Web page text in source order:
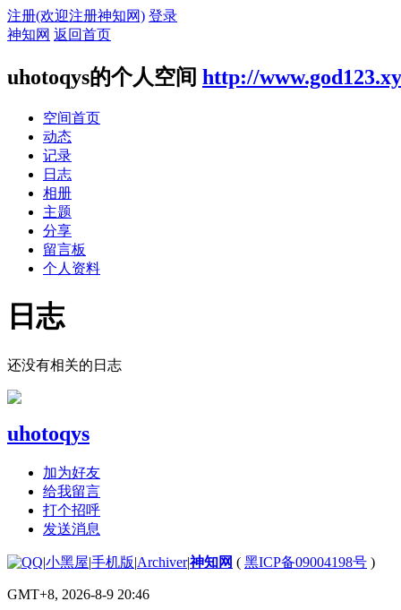
注册(欢迎注册神知网) 登录
神知网 返回首页
uhotoqys的个人空间 http://
空间首页
动态
记录
日志
相册
主题
分享
留言板
个人资料
日志
还没有相关的日志
uhotoqys
加为好友
给我留言
打个招呼
发送消息
|小黑屋|手机版|Archiver|神知网 ( 黑ICP备09004198号 )
GMT+8, 2026-8-9 20:46